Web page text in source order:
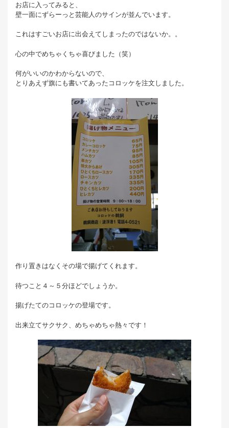
お店に入ってみると、
壁一面にずらーっと芸能人のサインが並んでいます。
これはすごいお店に出会えてしまったのではないか。。
心の中でめちゃくちゃ喜びました（笑）
何がいいのかわからないので、
とりあえず旗にも書いてあったコロッケを注文しました。
作り置きはなくその場で揚げてくれます。
待つこと４～５分ほどでしょうか。
揚げたてのコロッケの登場です。
出来立てサクサク、めちゃめちゃ熱々です！